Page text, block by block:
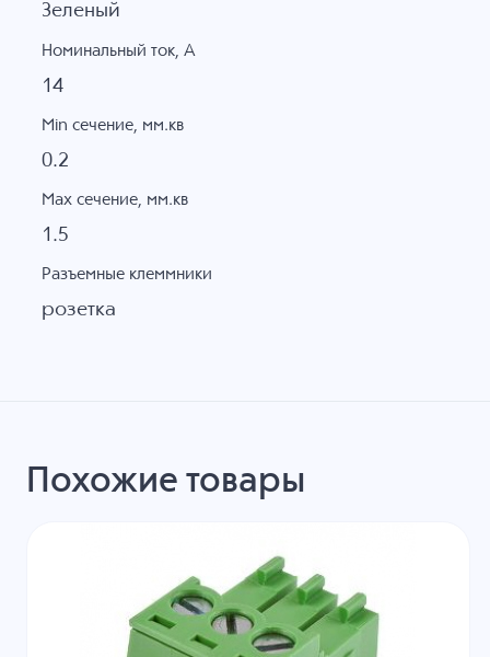
Зеленый
Номинальный ток, А
14
Min сечение, мм.кв
0.2
Max сечение, мм.кв
1.5
Разъемные клеммники
розетка
Похожие товары